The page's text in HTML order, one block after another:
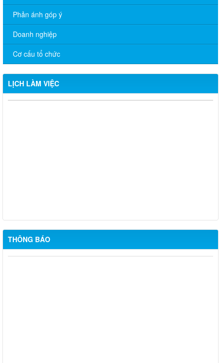
Phản ánh góp ý
Doanh nghiệp
Cơ cấu tổ chức
LỊCH LÀM VIỆC
CHƯƠNG TRÌNH LÀM VIỆC TUẦN CỦA THƯỜNG TRỰC
THÔNG BÁO
Chủ động ứng phó hiện tượng El Nino – Sử dụng nước tiết